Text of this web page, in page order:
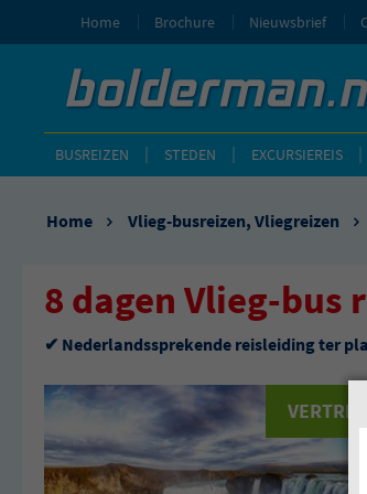
BUSREIZEN STEDEN EXCURSIEREIS
Home Brochure Nieuwsbrief
Home Vlieg-busreizen, Vliegreizen
8 dagen Vlieg-bus
✔ Nederlandssprekende reisleiding ter